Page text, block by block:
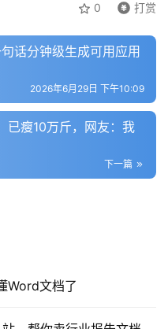
0 打赏
话分钟级生成可用应用
2026年6月29日 下午10:09
已瘦10万斤，网友：我
下一篇
Word文档了